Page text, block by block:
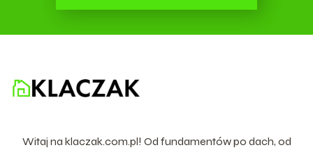
Witaj na klaczak.com.pl! Od fundamentów po dach, od